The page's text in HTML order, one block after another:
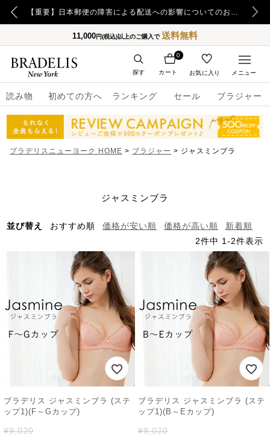
【重要】日本郵便の障害による配送への影響についてのお詫び
11,000円(税込)以上のご購入で送料無料
読み物 初めての方へ ランキング セール ブラジャー
カート
0
お気に入り
探す メニュー
ブラデリスニューヨーク HOME ブラジャー ジャスミンブラ
ジャスミンブラ
並び替え おすすめ順 価格が安い順 価格が高い順
新着順
2件中 1 -2件表示
ブラデリス ジャスミンブラ (ステ
ップ1)(F～Gカップ)
¥9,020
ブラデリス ジャスミンブラ (ステ
ップ1)(B～Eカップ)
¥9,020